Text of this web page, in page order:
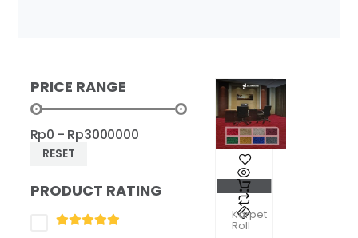
PRICE RANGE
Rp0 - Rp3000000
RESET
PRODUCT RATING
Produk
ini
memiliki
beberapa
Karpet
Roll